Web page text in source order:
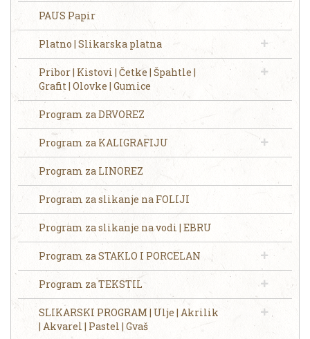
PAUS Papir
Platno | Slikarska platna
Pribor | Kistovi | Četke | Špahtle |
Grafit | Olovke | Gumice
Program za DRVOREZ
Program za KALIGRAFIJU
Program za LINOREZ
Program za slikanje na FOLIJI
Program za slikanje na vodi | EBRU
Program za STAKLO I PORCELAN
Program za TEKSTIL
SLIKARSKI PROGRAM | Ulje | Akrilik
| Akvarel | Pastel | Gvaš